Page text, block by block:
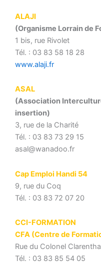
ALAJI
(Organisme Lorrain de
1 bis, rue Rivolet
Tél. : 03 83 58 18 28
www.alaji.fr
ASAL
(Association
insertion)
3, rue de la Charité
Tél. : 03 83 73 29 15
asal@wanadoo.fr
Cap Emploi Handi 54
9, rue du Coq
Tél. : 03 83 72 07 20
CCI-FORMATION
CFA (Centre de
Rue du Colonel
Tél. : 03 83 85 54 05